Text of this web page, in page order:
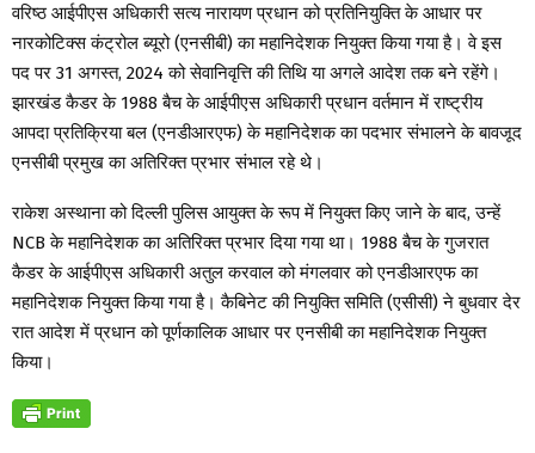
वरिष्ठ आईपीएस अधिकारी सत्य नारायण प्रधान को प्रतिनियुक्ति के आधार पर
नारकोटिक्स कंट्रोल ब्यूरो (एनसीबी) का महानिदेशक नियुक्त किया गया है। वे इस
पद पर 31 अगस्त, 2024 को सेवानिवृत्ति की तिथि या अगले आदेश तक बने रहेंगे।
झारखंड कैडर के 1988 बैच के आईपीएस अधिकारी प्रधान वर्तमान में राष्ट्रीय
आपदा प्रतिक्रिया बल (एनडीआरएफ) के महानिदेशक का पदभार संभालने के बावजूद
एनसीबी प्रमुख का अतिरिक्त प्रभार संभाल रहे थे।
राकेश अस्थाना को दिल्ली पुलिस आयुक्त के रूप में नियुक्त किए जाने के बाद, उन्हें
NCB के महानिदेशक का अतिरिक्त प्रभार दिया गया था। 1988 बैच के गुजरात
कैडर के आईपीएस अधिकारी अतुल करवाल को मंगलवार को एनडीआरएफ का
महानिदेशक नियुक्त किया गया है। कैबिनेट की नियुक्ति समिति (एसीसी) ने बुधवार देर
रात आदेश में प्रधान को पूर्णकालिक आधार पर एनसीबी का महानिदेशक नियुक्त
किया।